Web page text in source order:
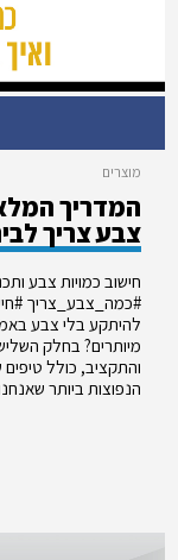
מוצרים
צבע צריך
חישוב כמויות צבע
#כמה_צבע_צריך
להיתקע בלי צבע
מיותרים? בחלק
והתקציב, כולל
הנפוצות ביותר